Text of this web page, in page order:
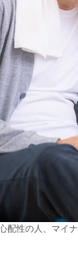
配性の人、マイ